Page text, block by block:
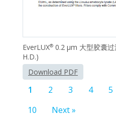
EverLUX® 0.2 μm 大型胶囊
H.D.)
Download PDF
1 2 3 4 5
10
Next »